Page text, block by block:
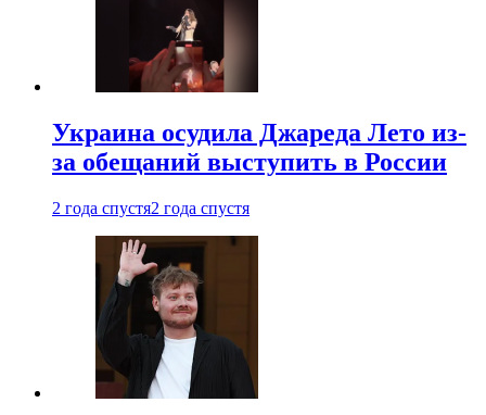
Украина осудила Джареда Лето из-
за обещаний выступить в России
2 года спустя2 года спустя